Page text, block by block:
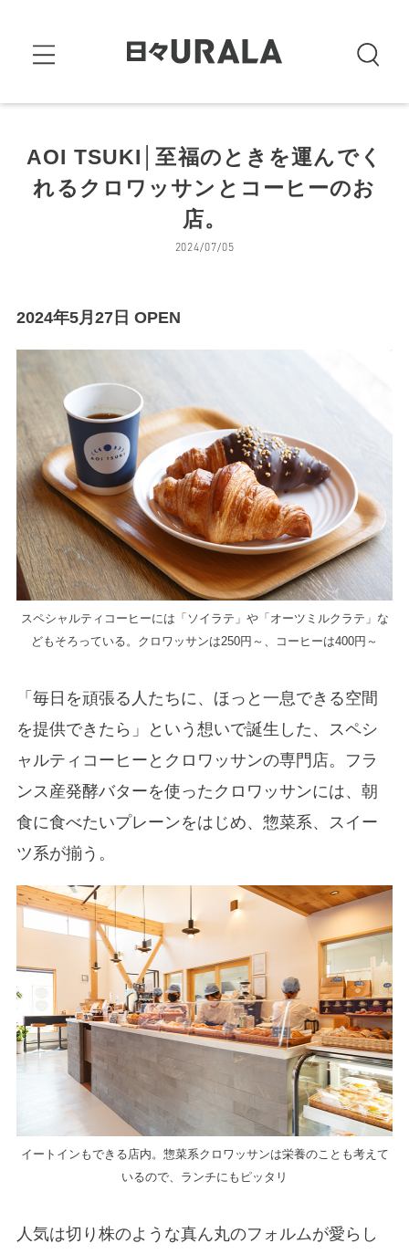
AOI TSUKI│至福のときを運んでく
れるクロワッサンとコーヒーのお
店。
2024/07/05
2024年5月27日 OPEN
スペシャルティコーヒーには「ソイラテ」や「オーツミルクラテ」な
どもそろっている。クロワッサンは250円～、コーヒーは400円～
「毎日を頑張る人たちに、ほっと一息できる空間
を提供できたら」という想いで誕生した、スペシ
ャルティコーヒーとクロワッサンの専門店。フラ
ンス産発酵バターを使ったクロワッサンには、朝
食に食べたいプレーンをはじめ、惣菜系、スイー
ツ系が揃う。
イートインもできる店内。惣菜系クロワッサンは栄養のことも考えて
いるので、ランチにもピッタリ
人気は切り株のような真ん丸のフォルムが愛らし